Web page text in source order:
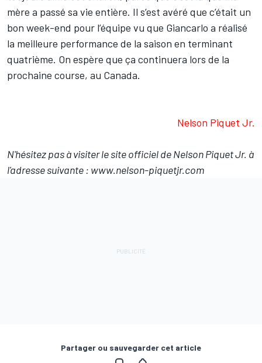
mère a passé sa vie entière. Il s’est avéré que c’était un
bon week-end pour l’équipe vu que Giancarlo a réalisé
la meilleure performance de la saison en terminant
quatrième. On espère que ça continuera lors de la
prochaine course, au Canada.
Nelson Piquet Jr.
N'hésitez pas à visiter le site officiel de Nelson Piquet Jr. à
l'adresse suivante : www.nelson-piquetjr.com
Partager ou sauvegarder cet article